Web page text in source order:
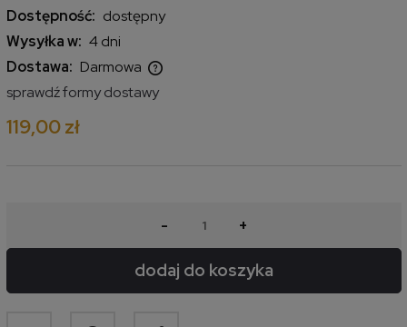
Dostępność: dostępny
Wysyłka w: 4 dni
Dostawa: Darmowa
Cena nie zawiera ewentualnych kosztów płatności
sprawdź formy dostawy
119,00 zł
- +
dodaj do koszyka